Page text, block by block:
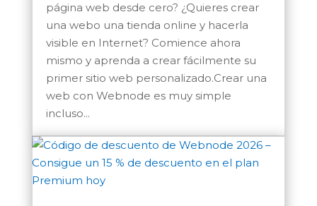
página web desde cero? ¿Quieres crear
una webo una tienda online y hacerla
visible en Internet? Comience ahora
mismo y aprenda a crear fácilmente su
primer sitio web personalizado.Crear una
web con Webnode es muy simple
incluso...